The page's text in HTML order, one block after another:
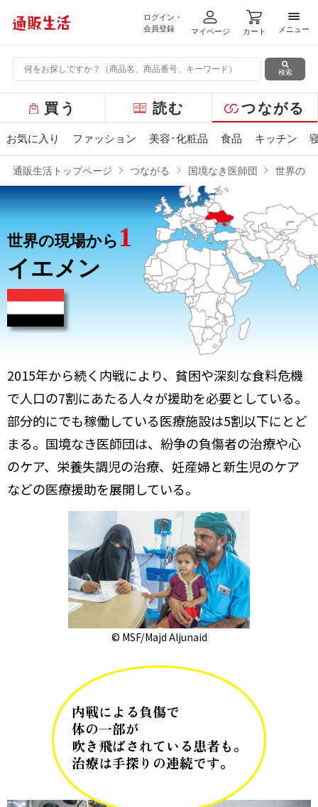
ログイン・
会員登録
マイページ カート
メニ
メニュー
検索
ー
バ
メ
ニ
ー
買う 読む つながる
お気に入り ファッション 美容･化粧品 食品 キッチン
通販生活トップページ つながる 国境なき医師団 世界の現
世界の現場から1
イエメン
2015年から続く内戦により、貧困や深刻な食料危機
で人口の7割にあたる人々が援助を必要としている。
部分的にでも稼働している医療施設は5割以下にとど
まる。国境なき医師団は、紛争の負傷者の治療や心
のケア、栄養失調児の治療、妊産婦と新生児のケア
などの医療援助を展開している。
© MSF/Majd Aljunaid
内戦による負傷で
体の一部が
吹き飛ばされている患者も。
治療は手探りの連続です。